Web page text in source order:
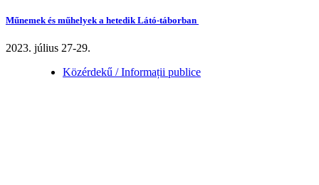
Műnemek és műhelyek a hetedik Látó-táborban
2023. július 27-29.
Közérdekű / Informații publice